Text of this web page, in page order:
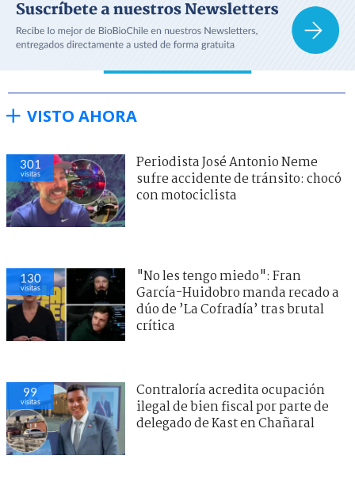
VISTO AHORA
301
visitas
Periodista José Antonio Neme
sufre accidente de tránsito: chocó
con motociclista
130
visitas
"No les tengo miedo": Fran
García-Huidobro manda recado a
dúo de ’La Cofradía’ tras brutal
crítica
99
visitas
Contraloría acredita ocupación
ilegal de bien fiscal por parte de
delegado de Kast en Chañaral